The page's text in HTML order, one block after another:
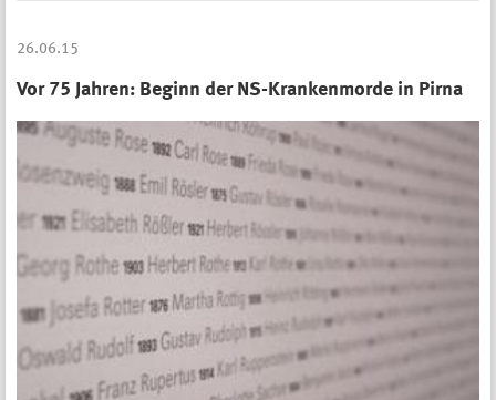
26.06.15
Vor 75 Jahren: Beginn der NS-Krankenmorde in Pirna